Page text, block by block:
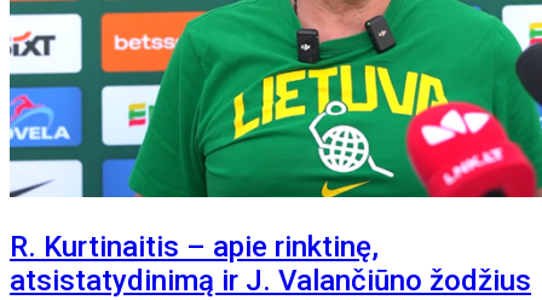
R. Kurtinaitis – apie rinktinę,
atsistatydinimą ir J. Valančiūno žodžius